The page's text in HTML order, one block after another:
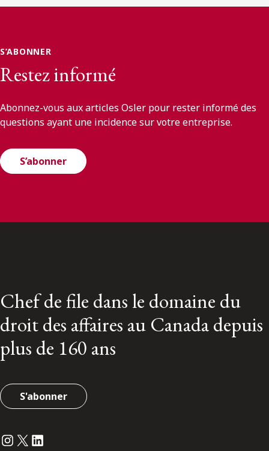
S’ABONNER
Restez informé
Abonnez-vous aux articles Osler pour rester informé des
questions ayant une incidence sur votre entreprise.
S’abonner
Chef de file dans le domaine du
droit des affaires au Canada depuis
plus de 160 ans
S'abonner
Instagram
Twitter
LinkedIn